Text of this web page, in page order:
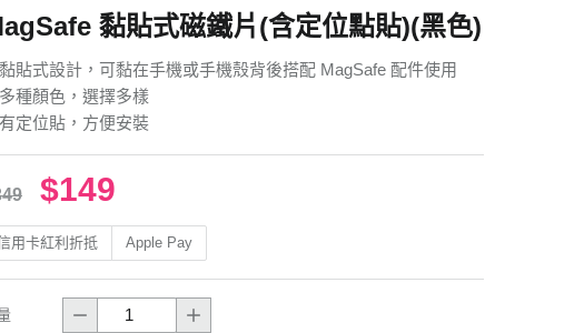
黏貼式磁鐵片(含定位點貼)(黑色)
黏貼式設計，可黏在手機或手機殼背後搭配 MagSafe 配件使用
多種顏色，選擇多樣
有定位貼，方便安裝
$149
用卡紅利折抵 Apple Pay